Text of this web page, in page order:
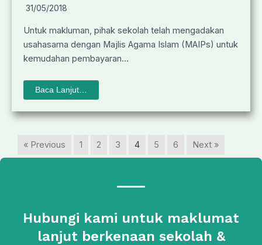
31/05/2018
Untuk makluman, pihak sekolah telah mengadakan
usahasama dengan Majlis Agama Islam (MAIPs) untuk
kemudahan pembayaran…
Baca Lanjut…
« Previous 1 2 3 4 5 6 Next »
Hubungi kami untuk maklumat
lanjut berkenaan sekolah &